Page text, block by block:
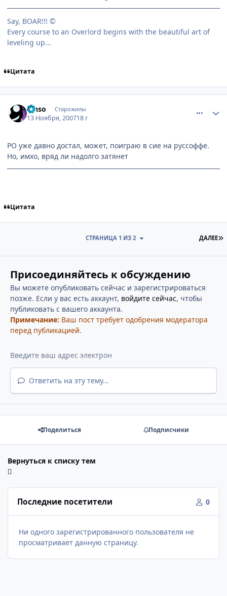
Say, BOAR!!! ©
Every course to an Overlord begins with the beautiful art of
leveling up...
Цитата
Rinso Старожилы
13 Ноября, 200718 г
РО уже давно достал, может, поиграю в сие на руссоффе.
Но, имхо, вряд ли надолго затянет
Цитата
ДАЛЕЕ
СТРАНИЦА 1 ИЗ 2
Присоединяйтесь к обсуждению
Вы можете опубликовать сейчас и зарегистрироваться
позже. Если у вас есть аккаунт, войдите сейчас, чтобы
публиковать с вашего аккаунта.
Примечание: Ваш пост требует одобрения модератора
перед публикацией.
Ответить на эту тему...
Поделиться Подписчики
Вернуться к списку тем
Последние посетители 0
Ни одного зарегистрированного пользователя не
просматривает данную страницу.